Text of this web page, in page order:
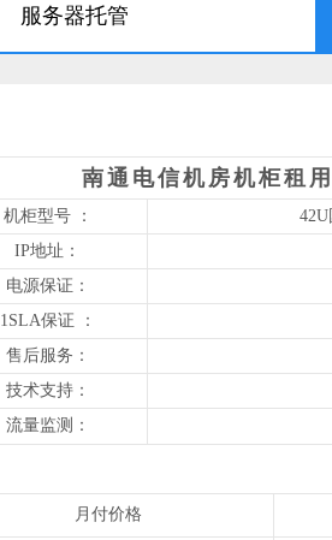
服务器托管
南通电信机房机柜租用
机柜型号 ：
42U
IP地址：
电源保证：
1SLA保证 ：
售后服务：
技术支持：
流量监测：
月付价格